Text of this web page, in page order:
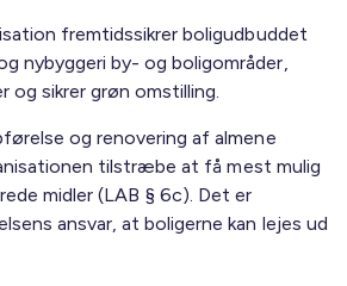
fremtidssikrer boligudbuddet
nybyggeri by- og boligområder,
og sikrer grøn omstilling.
og renovering af almene
tilstræbe at få mest mulig
midler (LAB § 6c). Det er
ansvar, at boligerne kan lejes ud